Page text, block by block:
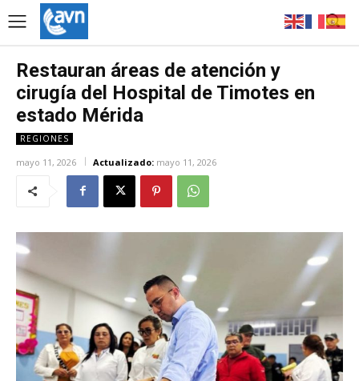
Restauran áreas de atención y
cirugía del Hospital de Timotes en
estado Mérida
REGIONES
mayo 11, 2026 Actualizado: mayo 11, 2026